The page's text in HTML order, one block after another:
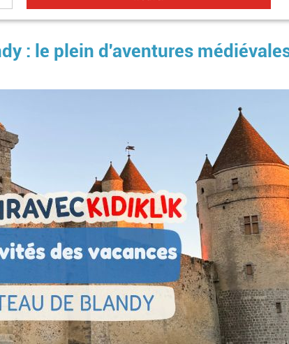
: le plein d'aventures